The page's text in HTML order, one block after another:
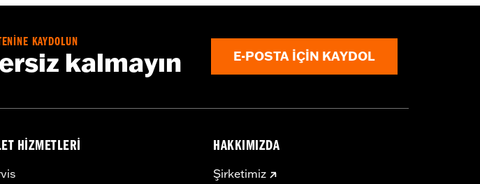
for full details
in clutch and/or throttle cable and brake lines for some
local laws to ensure your motorcycle meets applicable
KAYDOLUN
kalmayın E-POSTA IÇIN KAYDOL
HIZMETLERI HAKKIMIZDA
Şirketimiz